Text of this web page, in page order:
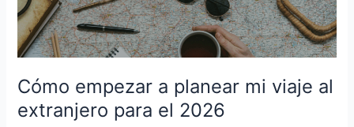
Cómo empezar a planear mi viaje al
extranjero para el 2026
planear
mi
viaje
al
extranjero
el